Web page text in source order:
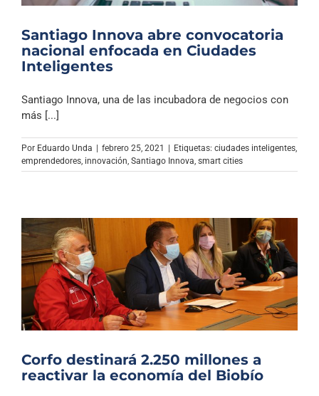
Santiago Innova abre convocatoria
nacional enfocada en Ciudades
Inteligentes
Santiago Innova, una de las incubadora de negocios con
más [...]
Por Eduardo Unda febrero 25, 2021 Etiquetas: ciudades inteligentes,
emprendedores, innovación, Santiago Innova, smart cities
Corfo destinará 2.250 millones a
reactivar la economía del Biobío